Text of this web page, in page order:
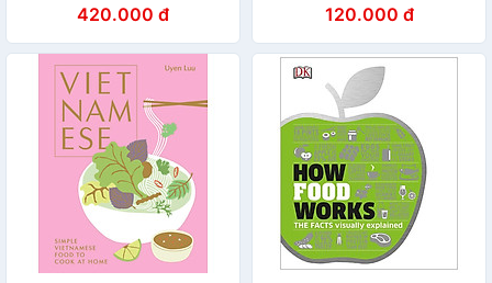
420.000 đ
Nấu ăn Tiếng Anh / Ẩm thực
Việt
120.000 đ